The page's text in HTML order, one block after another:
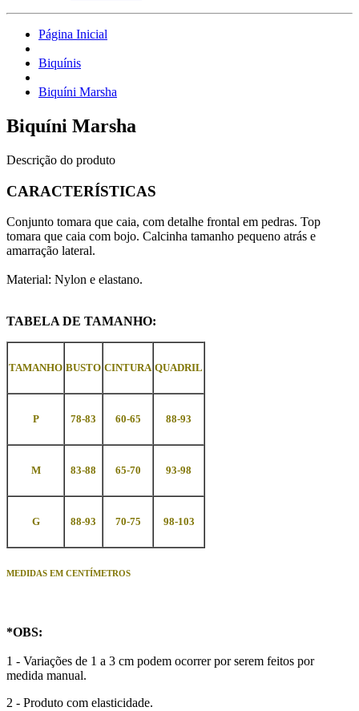
Página Inicial
Biquínis
Biquíni Marsha
Biquíni Marsha
Descrição do produto
CARACTERÍSTICAS
Conjunto tomara que caia, com detalhe frontal em pedras. Top
tomara que caia com bojo. Calcinha tamanho pequeno atrás e
amarração lateral.
Material: Nylon e elastano.
TABELA DE TAMANHO:
TAMANHO BUSTO CINTURA QUADRIL
P 78-83 60-65 88-93
M 83-88 65-70 93-98
G 88-93 70-75 98-103
MEDIDAS EM CENTÍMETROS
*OBS:
1 - Variações de 1 a 3 cm podem ocorrer por serem feitos por
medida manual.
2 - Produto com elasticidade.